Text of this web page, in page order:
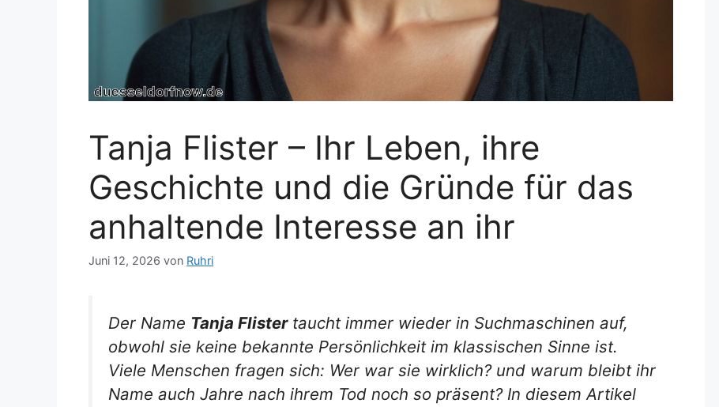
Tanja Flister – Ihr Leben, ihre
Geschichte und die Gründe für das
anhaltende Interesse an ihr
Juni 12, 2026 von Ruhri
Der Name Tanja Flistertaucht immer wieder in Suchmaschinen auf,
obwohl sie keine bekannte Persönlichkeit im klassischen Sinne ist.
Viele Menschen fragen sich: Wer war sie wirklich?und warum bleibt ihr
Name auch Jahre nach ihrem Tod noch so präsent? In diesem Artikel